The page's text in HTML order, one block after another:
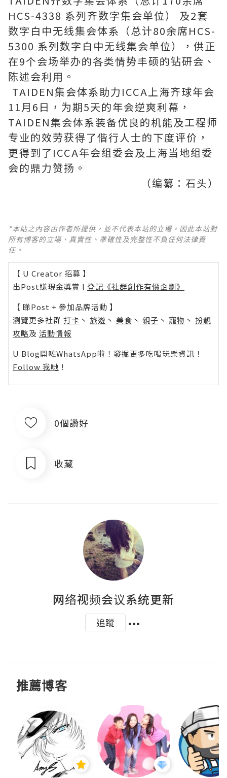
HCS-4338 系列齐数字集会单位） 及2套
数字白中无线集会体系（总计80余席HCS-
5300 系列数字白中无线集会单位），供正
在9个会场举办的各类情势丰硕的钻研会、
陈述会利用。
TAIDEN集会体系助力ICCA上海齐球年会
11月6日，为期5天的年会逆爽利幕，
TAIDEN集会体系装备优良的机能及工程师
专业的效劳获得了偕行人士的下度评价，
更得到了ICCA年会组委会及上海当地组委
会的鼎力赞扬。
（编纂：石头）
*本站之內容由作者所提供，並不代表本站的立場。因此本站對
所有博客的立場、真實性、準確性及完整性不負任何法律責
任。
【 U Creator 招募 】
出Post賺現金獎賞 l 登記《社群創作有價企劃》
【 睇Post + 參加品牌活動 】
瀏覽更多社群 打卡 丶 旅遊 丶 美食 丶 親子 丶 寵物 丶 扮靚
攻略及 活動情報
U Blog開咗WhatsApp啦！發掘更多吃喝玩樂資訊！
Follow 我哋 ！
0個讚好
收藏
网络视频会议系统更新
追蹤
推薦博客